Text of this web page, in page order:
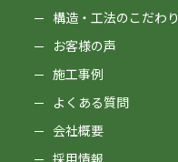
構造・工法のこだわり
お客様の声
施工事例
よくある質問
会社概要